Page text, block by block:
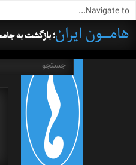
هامــــون ایران؛ بازگشت به